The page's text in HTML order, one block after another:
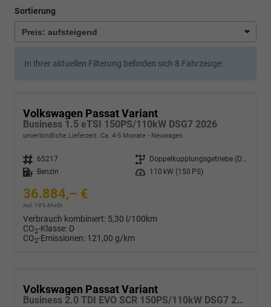
Sortierung
In Ihrer aktuellen Filterung befinden sich 8 Fahrzeuge:
Volkswagen Passat Variant
Business 1.5 eTSI 150PS/110kW DSG7 2026
unverbindliche Lieferzeit: Ca. 4-5 Monate Neuwagen
Fahrzeugnr. 65217 Getriebe
Doppelkupplungsgetriebe (DSG)
Kraftstoff
Benzin Leistung 110 kW (150 PS)
36.884,– €
incl. 19% MwSt.
Verbrauch kombiniert: 5,30 l/100km
CO2-Klasse: D
CO2-Emissionen: 121,00 g/km
Volkswagen Passat Variant
Business 2.0 TDI EVO SCR 150PS/110kW DSG7 2026